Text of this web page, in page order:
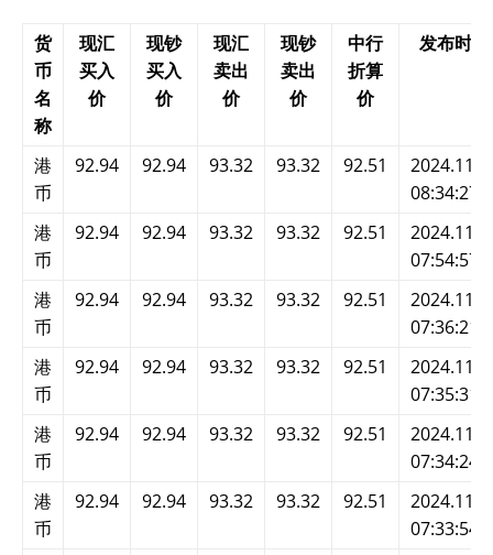
货
币
名
称
现汇
买入
价
现钞
买入
价
现汇
卖出
价
现钞
卖出
价
中行
折算
价
发布时间
港
币
92.94 92.94 93.32 93.32 92.51
08:34:27
港
币
92.94 92.94 93.32 93.32 92.51
07:54:57
港
币
92.94 92.94 93.32 93.32 92.51
07:36:21
港
币
92.94 92.94 93.32 93.32 92.51
07:35:31
港
币
92.94 92.94 93.32 93.32 92.51
07:34:24
港
币
92.94 92.94 93.32 93.32 92.51
07:33:54